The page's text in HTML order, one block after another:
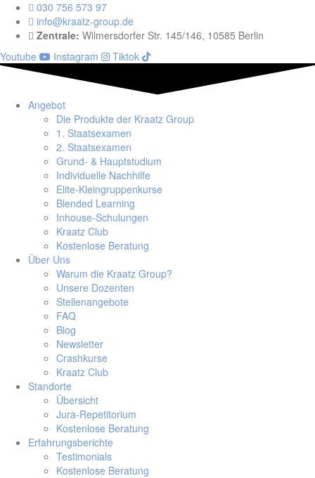
030 756 573 97
info@kraatz-group.de
Zentrale: Wilmersdorfer Str. 145/146, 10585 Berlin
Youtube
Instagram Tiktok
Angebot
Die Produkte der Kraatz Group
1. Staatsexamen
2. Staatsexamen
Grund- & Hauptstudium
Individuelle Nachhilfe
Elite-Kleingruppenkurse
Blended Learning
Inhouse-Schulungen
Kraatz Club
Kostenlose Beratung
Über Uns
Warum die Kraatz Group?
Unsere Dozenten
Stellenangebote
FAQ
Blog
Newsletter
Crashkurse
Kraatz Club
Standorte
Übersicht
Jura-Repetitorium
Kostenlose Beratung
Erfahrungsberichte
Testimonials
Kostenlose Beratung